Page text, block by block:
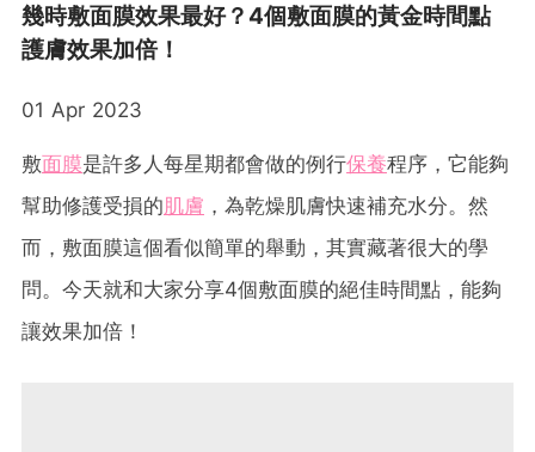
幾時敷面膜效果最好？4個敷面膜的黃金時間點
護膚效果加倍！
01 Apr 2023
敷面膜是許多人每星期都會做的例行保養程序，它能夠
幫助修護受損的肌膚 ，為乾燥肌膚快速補充水分。然
而，敷面膜這個看似簡單的舉動，其實藏著很大的學
問。今天就和大家分享4個敷面膜的絕佳時間點，能夠
讓效果加倍！